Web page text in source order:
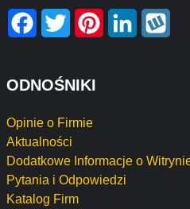
Facebook
Twitter PinterestLinkedIn
ODNOŚNIKI
Opinie o Firmie
Aktualności
Dodatkowe Informacje o
Pytania i Odpowiedzi
Katalog Firm